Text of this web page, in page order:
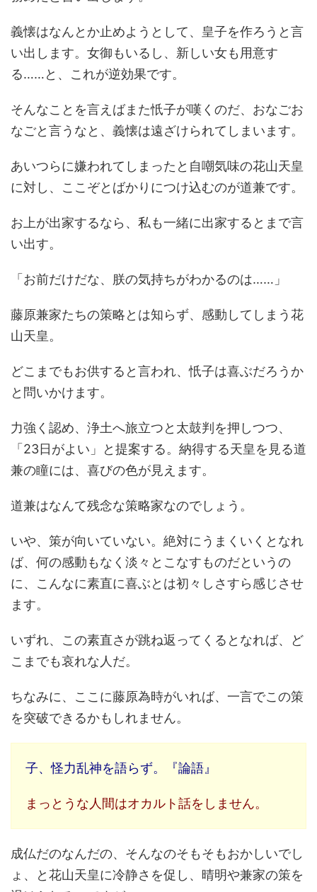
義懐はなんとか止めようとして、皇子を作ろうと言
い出します。女御もいるし、新しい女も用意す
る……と、これが逆効果です。
そんなことを言えばまた忯子が嘆くのだ、おなごお
なごと言うなと、義懐は遠ざけられてしまいます。
あいつらに嫌われてしまったと自嘲気味の花山天皇
に対し、ここぞとばかりにつけ込むのが道兼です。
お上が出家するなら、私も一緒に出家するとまで言
い出す。
「お前だけだな、朕の気持ちがわかるのは……」
藤原兼家たちの策略とは知らず、感動してしまう花
山天皇。
どこまでもお供すると言われ、忯子は喜ぶだろうか
と問いかけます。
力強く認め、浄土へ旅立つと太鼓判を押しつつ、
「23日がよい」と提案する。納得する天皇を見る道
兼の瞳には、喜びの色が見えます。
道兼はなんて残念な策略家なのでしょう。
いや、策が向いていない。絶対にうまくいくとなれ
ば、何の感動もなく淡々とこなすものだというの
に、こんなに素直に喜ぶとは初々しさすら感じさせ
ます。
いずれ、この素直さが跳ね返ってくるとなれば、ど
こまでも哀れな人だ。
ちなみに、ここに藤原為時がいれば、一言でこの策
を突破できるかもしれません。
子、怪力乱神を語らず。『論語』
まっとうな人間はオカルト話をしません。
成仏だのなんだの、そんなのそもそもおかしいでし
ょ、と花山天皇に冷静さを促し、晴明や兼家の策を